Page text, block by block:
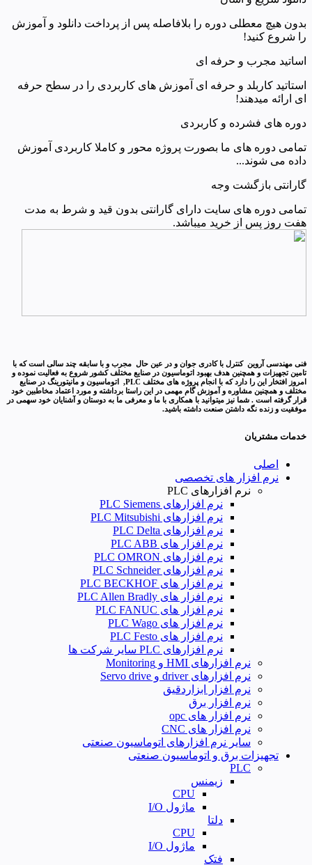
بدون هیچ معطلی دوره را بلافاصله پس از پرداخت دانلود و آموزش
را شروع کنید!
اساتید مجرب و حرفه ای
استاتید کاربلد و حرفه ای آموزش های کاربردی را در سطح حرفه
ای ارائه میدهند!
دوره های فشرده و کاربردی
تمامی دوره های ما بصورت پروژه محور و کاملا کاربردی آموزش
داده می شوند...
گارانتی بازگشت وجه
تمامی دوره های سایت دارای گارانتی بدون قید و شرط به مدت
هفت روز پس از خرید میباشد.
فنی مهندسی آروین کنترل با کادری جوان و در عین حال مجرب و با سابقه چند سالی است که با
تامین تجهیزات و همچنین هدف بهبود اتوماسیون در صنایع مختلف کشور شروع به فعالیت نموده و
امروز افتخار این را دارد که با انجام پروژه های مختلف PLC, اتوماسیون و مانیتورینگ در صنایع
مختلف و همچنین مشاوره و آموزش گام مهمی در این راستا برداشته و مورد اعتماد مخاطبین خود
قرار گرفته است . شما نیز میتوانید با همکاری با ما و معرفی ما به دوستان و آشنایان خود سهمی در
موفقیت و زنده نگه داشتن صنعت داشته باشید.
خدمات مشتریان
اصلی
نرم افزار های تخصصی
نرم افزارهای PLC
نرم افزارهای PLC Siemens
نرم افزارهای PLC Mitsubishi
نرم‌ افزارهای PLC Delta
نرم افزار های PLC ABB
نرم افزارهای PLC OMRON
نرم افزارهای PLC Schneider
نرم افزار های PLC BECKHOF
نرم افزار های PLC Allen Bradly
نرم افزار های PLC FANUC
نرم افزار های PLC Wago
نرم افزار های PLC Festo
نرم افزارهای PLC سایر شرکت ها
نرم افزارهای HMI و Monitoring
نرم افزارهای driver و Servo drive
نرم افزار ابزاردقیق
نرم افزار برق
نرم افزار های opc
نرم افزار های CNC
سایر نرم افزارهای اتوماسیون صنعتی
تجهیزات برق و اتوماسیون صنعتی
PLC
زیمنس
CPU
ماژول I/O
دلتا
CPU
ماژول I/O
فتک